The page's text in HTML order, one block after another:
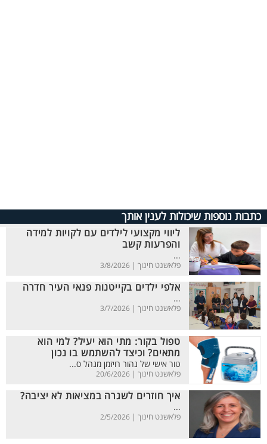
כתבות נוספות שיכולות לענין אותך
ליווי מקצועי לילדים עם לקויות למידה
והפרעות קשב
...
פלאשנט חינוך | 3/8/2026
אלפי ילדים בקייטנות פנאי העיר חדרה
...
פלאשנט חינוך | 3/7/2026
טפול בקור: מתי הוא יעיל? למי הוא
מתאים? וכיצד להשתמש בו נכון
טור אישי של נהור רויזמן מנהל ס...
פלאשנט חינוך | 20/6/2026
איך חוזרים לשגרה במציאות לא יציבה?
...
פלאשנט חינוך | 2/5/2026